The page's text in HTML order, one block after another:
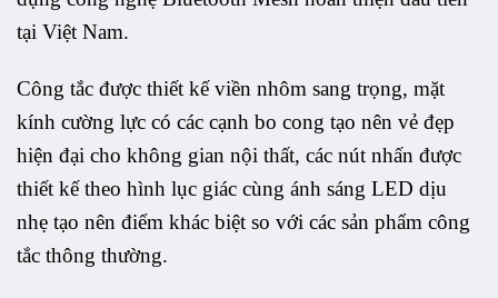
tại Việt Nam.
Công tắc được thiết kế viền nhôm sang trọng, mặt
kính cường lực có các cạnh bo cong tạo nên vẻ đẹp
hiện đại cho không gian nội thất, các nút nhấn được
thiết kế theo hình lục giác cùng ánh sáng LED dịu
nhẹ tạo nên điểm khác biệt so với các sản phẩm công
tắc thông thường.